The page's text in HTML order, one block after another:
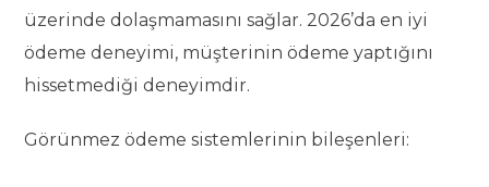
üzerinde dolaşmamasını sağlar. 2026’da en iyi
ödeme deneyimi, müşterinin ödeme yaptığını
hissetmediği deneyimdir.
Görünmez ödeme sistemlerinin bileşenleri: